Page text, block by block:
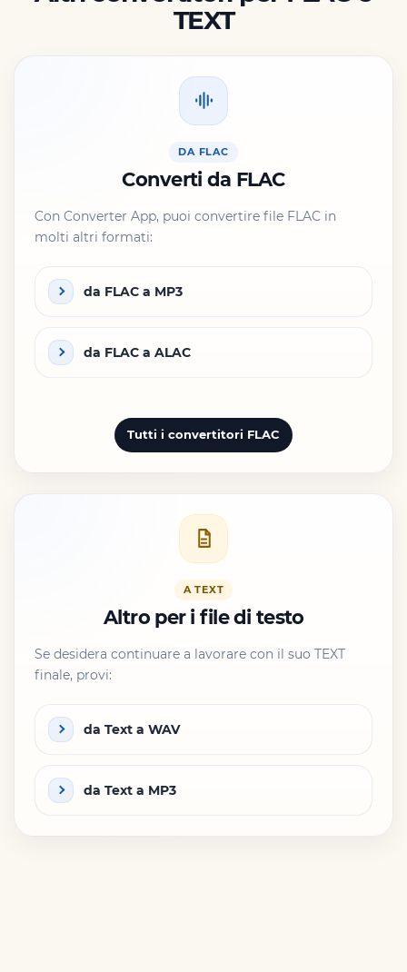
TEXT
DA FLAC
Converti da FLAC
Con Converter App, puoi convertire file FLAC in
molti altri formati:
da FLAC a MP3
da FLAC a ALAC
Tutti i convertitori FLAC
A TEXT
Altro per i file di testo
Se desidera continuare a lavorare con il suo TEXT
finale, provi:
da Text a WAV
da Text a MP3